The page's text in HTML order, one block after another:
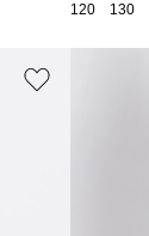
120 130